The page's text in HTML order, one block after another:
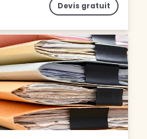
Devis gratuit